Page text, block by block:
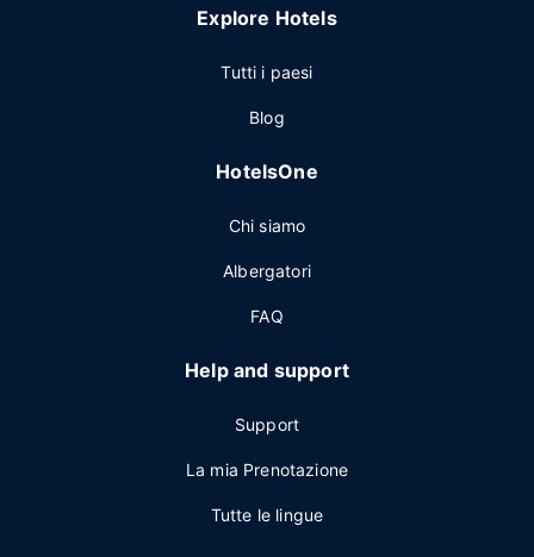
Explore Hotels
Tutti i paesi
Blog
HotelsOne
Chi siamo
Albergatori
FAQ
Help and support
Support
La mia Prenotazione
Tutte le lingue